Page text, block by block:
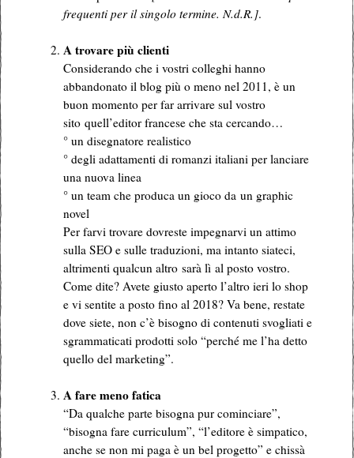
frequenti per il singolo termine. N.d.R.].
A trovare più clienti
Considerando che i vostri colleghi hanno
abbandonato il blog più o meno nel 2011, è un
buon momento per far arrivare sul vostro
sito quell’editor francese che sta cercando…
° un disegnatore realistico
° degli adattamenti di romanzi italiani per lanciare
una nuova linea
° un team che produca un gioco da un graphic
novel
Per farvi trovare dovreste impegnarvi un attimo
sulla SEO e sulle traduzioni, ma intanto siateci,
altrimenti qualcun altro sarà lì al posto vostro.
Come dite? Avete giusto aperto l’altro ieri lo shop
e vi sentite a posto fino al 2018? Va bene, restate
dove siete, non c’è bisogno di contenuti svogliati e
sgrammaticati prodotti solo “perché me l’ha detto
quello del marketing”.
A fare meno fatica
“Da qualche parte bisogna pur cominciare”,
“bisogna fare curriculum”, “l’editore è simpatico,
anche se non mi paga è un bel progetto” e chissà